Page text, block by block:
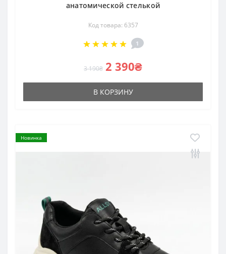
анатомической стелькой
Код товара: 6357
1
3 190₴ 2 390₴
В КОРЗИНУ
Новинка